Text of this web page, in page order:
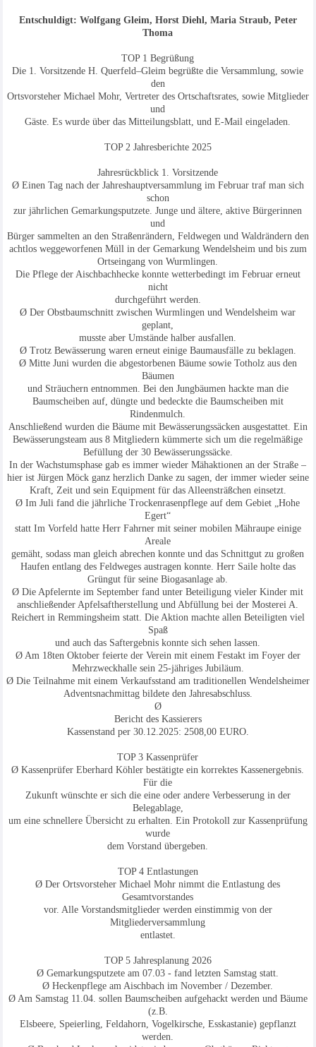
Entschuldigt: Wolfgang Gleim, Horst Diehl, Maria Straub, Peter
Thoma
TOP 1 Begrüßung
Die 1. Vorsitzende H. Querfeld–Gleim begrüßte die Versammlung, sowie
den
Ortsvorsteher Michael Mohr, Vertreter des Ortschaftsrates, sowie Mitglieder
und
Gäste. Es wurde über das Mitteilungsblatt, und E-Mail eingeladen.
TOP 2 Jahresberichte 2025
Jahresrückblick 1. Vorsitzende
Ø Einen Tag nach der Jahreshauptversammlung im Februar traf man sich
schon
zur jährlichen Gemarkungsputzete. Junge und ältere, aktive Bürgerinnen
und
Bürger sammelten an den Straßenrändern, Feldwegen und Waldrändern den
achtlos weggeworfenen Müll in der Gemarkung Wendelsheim und bis zum
Ortseingang von Wurmlingen.
Die Pflege der Aischbachhecke konnte wetterbedingt im Februar erneut
nicht
durchgeführt werden.
Ø Der Obstbaumschnitt zwischen Wurmlingen und Wendelsheim war
geplant,
musste aber Umstände halber ausfallen.
Ø Trotz Bewässerung waren erneut einige Baumausfälle zu beklagen.
Ø Mitte Juni wurden die abgestorbenen Bäume sowie Totholz aus den
Bäumen
und Sträuchern entnommen. Bei den Jungbäumen hackte man die
Baumscheiben auf, düngte und bedeckte die Baumscheiben mit
Rindenmulch.
Anschließend wurden die Bäume mit Bewässerungssäcken ausgestattet. Ein
Bewässerungsteam aus 8 Mitgliedern kümmerte sich um die regelmäßige
Befüllung der 30 Bewässerungssäcke.
In der Wachstumsphase gab es immer wieder Mähaktionen an der Straße –
hier ist Jürgen Möck ganz herzlich Danke zu sagen, der immer wieder seine
Kraft, Zeit und sein Equipment für das Alleensträßchen einsetzt.
Ø Im Juli fand die jährliche Trockenrasenpflege auf dem Gebiet „Hohe
Egert“
statt Im Vorfeld hatte Herr Fahrner mit seiner mobilen Mähraupe einige
Areale
gemäht, sodass man gleich abrechen konnte und das Schnittgut zu großen
Haufen entlang des Feldweges austragen konnte. Herr Saile holte das
Grüngut für seine Biogasanlage ab.
Ø Die Apfelernte im September fand unter Beteiligung vieler Kinder mit
anschließender Apfelsaftherstellung und Abfüllung bei der Mosterei A.
Reichert in Remmingsheim statt. Die Aktion machte allen Beteiligten viel
Spaß
und auch das Saftergebnis konnte sich sehen lassen.
Ø Am 18ten Oktober feierte der Verein mit einem Festakt im Foyer der
Mehrzweckhalle sein 25-jähriges Jubiläum.
Ø Die Teilnahme mit einem Verkaufsstand am traditionellen Wendelsheimer
Adventsnachmittag bildete den Jahresabschluss.
Ø
Bericht des Kassierers
Kassenstand per 30.12.2025: 2508,00 EURO.
TOP 3 Kassenprüfer
Ø Kassenprüfer Eberhard Köhler bestätigte ein korrektes Kassenergebnis.
Für die
Zukunft wünschte er sich die eine oder andere Verbesserung in der
Belegablage,
um eine schnellere Übersicht zu erhalten. Ein Protokoll zur Kassenprüfung
wurde
dem Vorstand übergeben.
TOP 4 Entlastungen
Ø Der Ortsvorsteher Michael Mohr nimmt die Entlastung des
Gesamtvorstandes
vor. Alle Vorstandsmitglieder werden einstimmig von der
Mitgliederversammlung
entlastet.
TOP 5 Jahresplanung 2026
Ø Gemarkungsputzete am 07.03 - fand letzten Samstag statt.
Ø Heckenpflege am Aischbach im November / Dezember.
Ø Am Samstag 11.04. sollen Baumscheiben aufgehackt werden und Bäume
(z.B.
Elsbeere, Speierling, Feldahorn, Vogelkirsche, Esskastanie) gepflanzt
werden.